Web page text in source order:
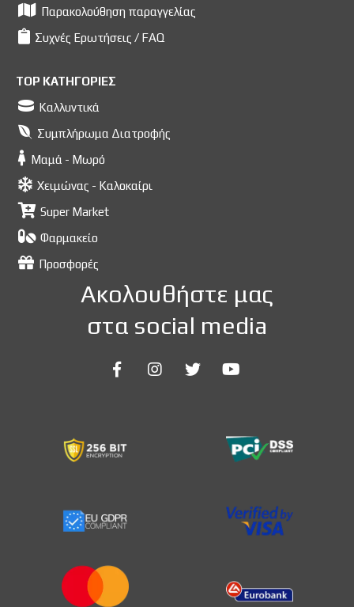
Παρακολούθηση παραγγελίας
Συχνές Ερωτήσεις / FAQ
TOP ΚΑΤΗΓΟΡΙΕΣ
Καλλυντικά
Συμπλήρωμα Διατροφής
Μαμά - Μωρό
Χειμώνας - Καλοκαίρι
Super Market
Φαρμακείο
Προσφορές
Ακολουθήστε μας
στα social media